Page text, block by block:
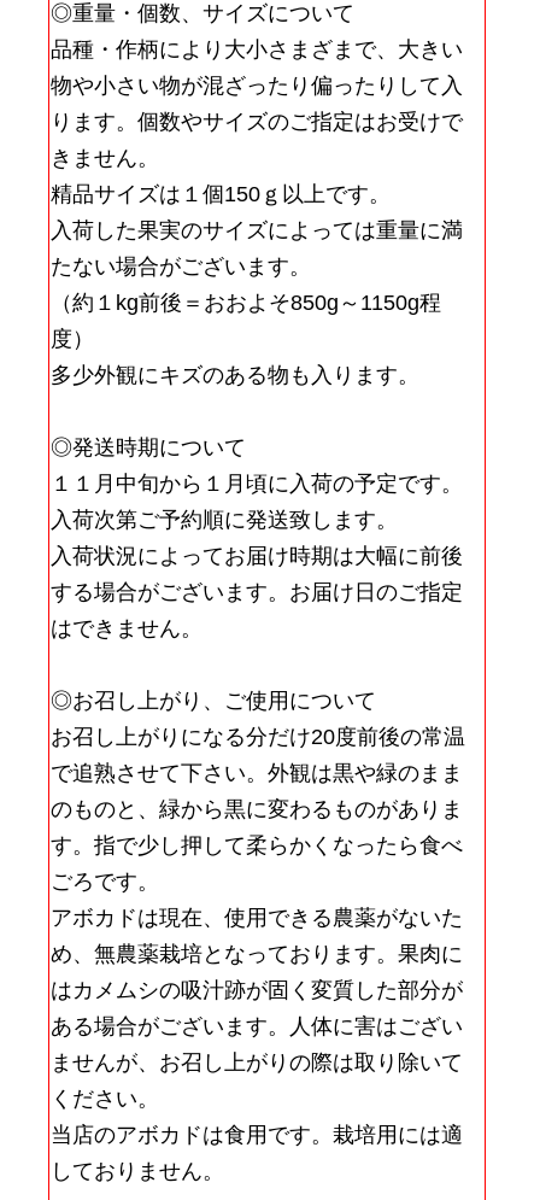
◎重量・個数、サイズについて
品種・作柄により大小さまざまで、大きい
物や小さい物が混ざったり偏ったりして入
ります。個数やサイズのご指定はお受けで
きません。
精品サイズは１個150ｇ以上です。
入荷した果実のサイズによっては重量に満
たない場合がございます。
（約１kg前後＝おおよそ850g～1150g程
度）
多少外観にキズのある物も入ります。
◎発送時期について
１１月中旬から１月頃に入荷の予定です。
入荷次第ご予約順に発送致します。
入荷状況によってお届け時期は大幅に前後
する場合がございます。お届け日のご指定
はできません。
◎お召し上がり、ご使用について
お召し上がりになる分だけ20度前後の常温
で追熟させて下さい。外観は黒や緑のまま
のものと、緑から黒に変わるものがありま
す。指で少し押して柔らかくなったら食べ
ごろです。
アボカドは現在、使用できる農薬がないた
め、無農薬栽培となっております。果肉に
はカメムシの吸汁跡が固く変質した部分が
ある場合がございます。人体に害はござい
ませんが、お召し上がりの際は取り除いて
ください。
当店のアボカドは食用です。栽培用には適
しておりません。